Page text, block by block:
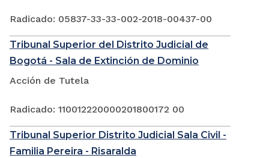
Radicado: 05837-33-33-002-2018-00437-00
Tribunal Superior del Distrito Judicial de
Bogotá - Sala de Extinción de Dominio
Acción de Tutela
Radicado: 110012220000201800172 00
Tribunal Superior Distrito Judicial Sala Civil -
Familia Pereira - Risaralda